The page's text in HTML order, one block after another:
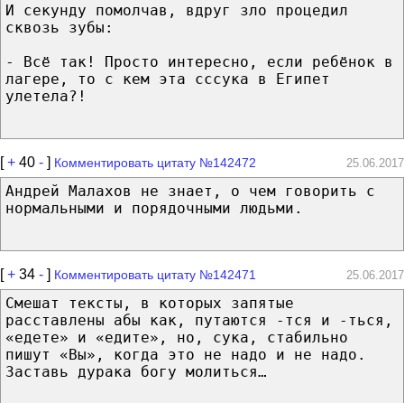
И секунду помолчав, вдруг зло процедил
сквозь зубы:
- Всё так! Просто интересно, если ребёнок в
лагере, то с кем эта сссука в Египет
улетела?!
[+ 40 - ] Комментировать цитату №142472 25.06.2017
Андрей Малахов не знает, о чем говорить с
нормальными и порядочными людьми.
[+ 34 - ] Комментировать цитату №142471 25.06.2017
Смешат тексты, в которых запятые
расставлены абы как, путаются -тся и -ться,
«едете» и «едите», но, сука, стабильно
пишут «Вы», когда это не надо и не надо.
Заставь дурака богу молиться…